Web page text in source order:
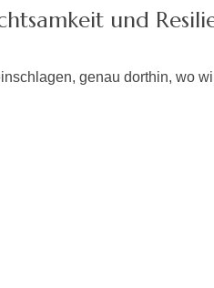
und
genau dorthin, wo